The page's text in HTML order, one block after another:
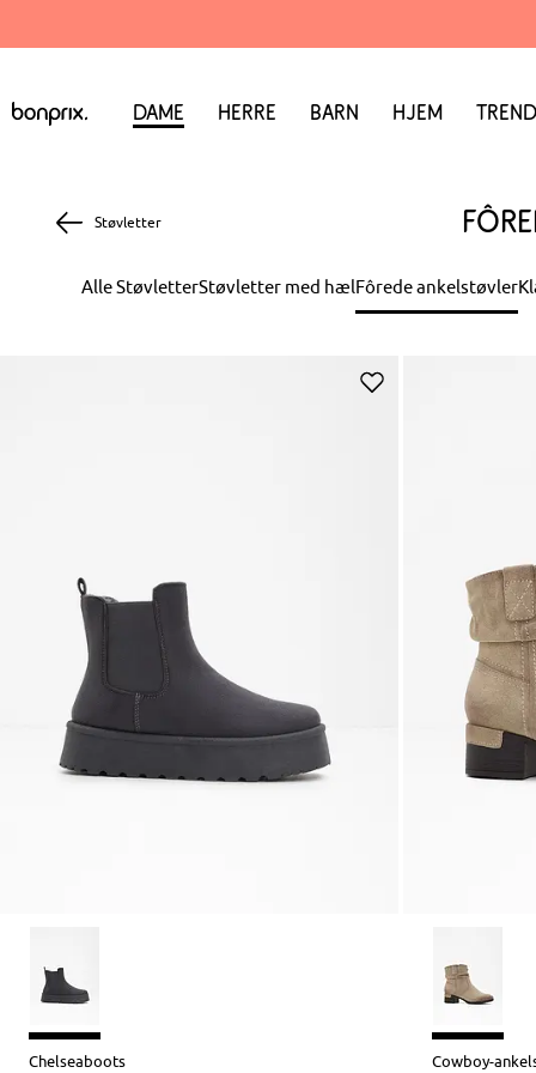
Dame Herre Barn Hjem
Støvletter
Alle StøvletterStøvletter med hælFôrede ankelstøvler
Chelseaboots